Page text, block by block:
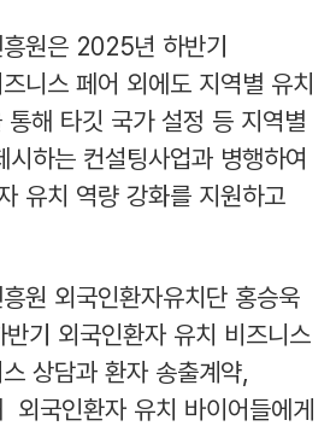
원은 2025년 하반기
니스 페어 외에도 지역별 유치
통해 타깃 국가 설정 등 지역별
하는 컨설팅사업과 병행하여
유치 역량 강화를 지원하고
원 외국인환자유치단 홍승욱
기 외국인환자 유치 비즈니스
상담과 환자 송출계약,
외국인환자 유치 바이어들에게